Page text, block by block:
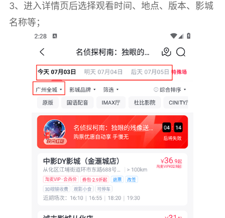
3、进入详情页后选择观看时间、地点、版本、影城
名称等；